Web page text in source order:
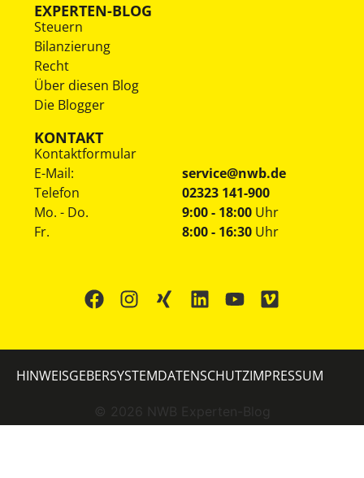
EXPERTEN-BLOG
Steuern
Bilanzierung
Recht
Über diesen Blog
Die Blogger
KONTAKT
Kontaktformular
E-Mail:
service@nwb.de
Telefon
02323 141-900
Mo. - Do.
Fr.
9:00 - 18:00 Uhr
8:00 - 16:30 Uhr
© 2026 NWB Experten-Blog
HINWEISGEBERSYSTEMDATENSCHUTZIMPRESSUM